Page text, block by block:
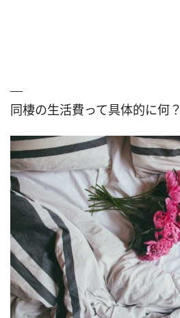
同棲の生活費って具体的に何？